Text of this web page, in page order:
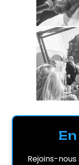
Rejoins-